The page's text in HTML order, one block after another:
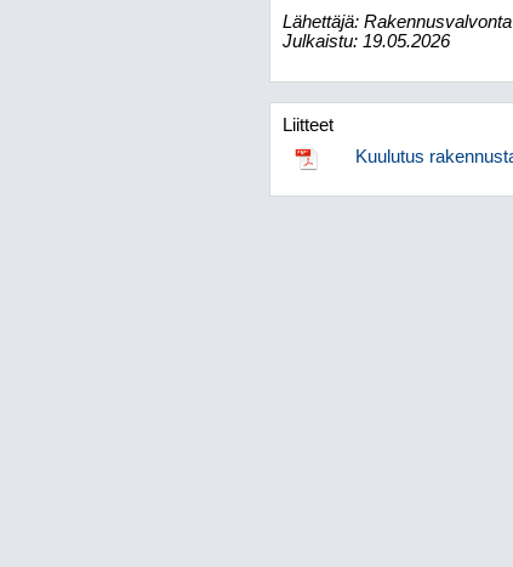
Lähettäjä: Rakennusvalvonta
Julkaistu: 19.05.2026
Liitteet
Kuulutus